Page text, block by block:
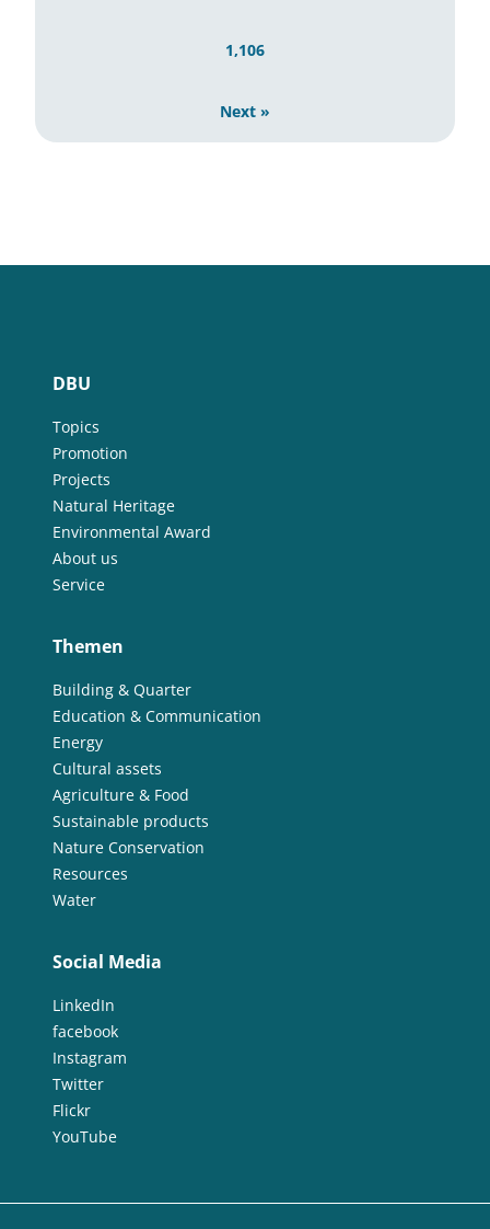
1,106
Next »
DBU
Topics
Promotion
Projects
Natural Heritage
Environmental Award
About us
Service
Themen
Building & Quarter
Education & Communication
Energy
Cultural assets
Agriculture & Food
Sustainable products
Nature Conservation
Resources
Water
Social Media
LinkedIn
facebook
Instagram
Twitter
Flickr
YouTube